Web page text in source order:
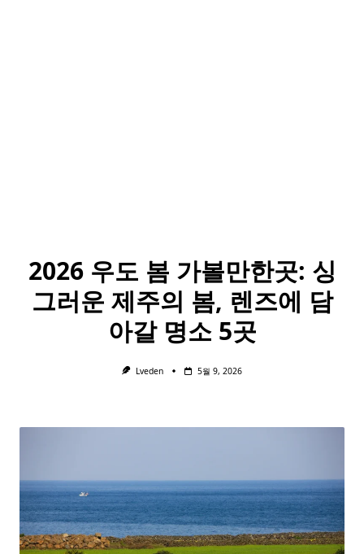
2026 우도 봄 가볼만한곳: 싱
그러운 제주의 봄, 렌즈에 담
아갈 명소 5곳
Lveden 5월 9, 2026